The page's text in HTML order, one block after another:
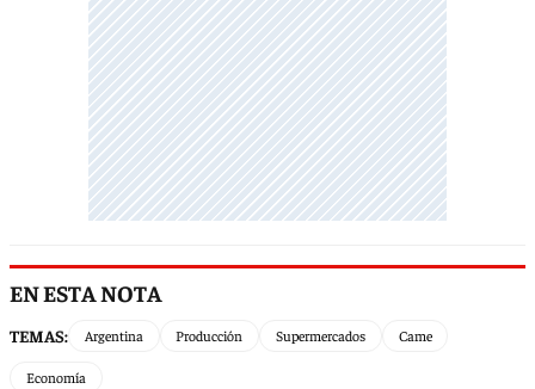
EN ESTA NOTA
TEMAS: Argentina Producción Supermercados Came
Economía